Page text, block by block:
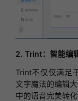
2. Trint：智能编
Trint不仅仅满足
文字魔法的编辑
中的语音完美转